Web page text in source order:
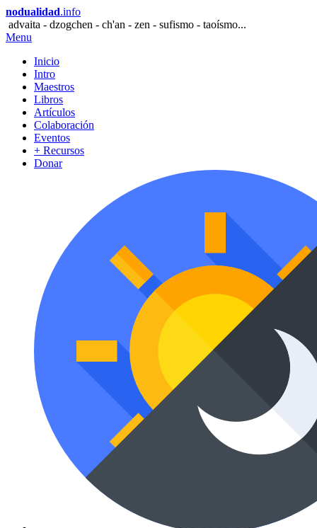
nodualidad.info
advaita - dzogchen - ch'an - zen - sufismo - taoísmo...
Menu
Inicio
Intro
Maestros
Libros
Artículos
Colaboración
Eventos
+ Recursos
Donar